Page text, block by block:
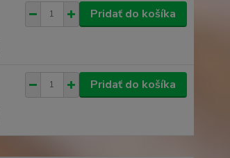
Pridať do košíka
Pridať do košíka